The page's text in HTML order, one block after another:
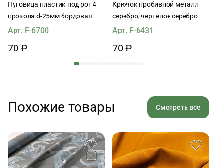
Пуговица пластик под рог 4
прокола d-25мм бордовая
Арт. F-6700
70 ₽
Крючок пробивной металл
серебро, черненое серебро
Арт. F-6431
70 ₽
Похожие товары Смотреть все